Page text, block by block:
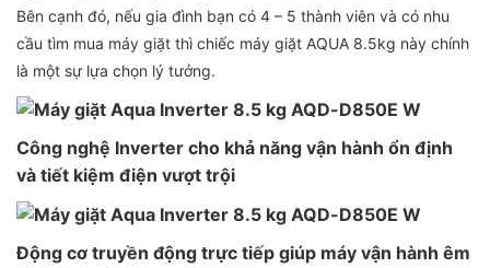
Bên cạnh đó, nếu gia đình bạn có 4 – 5 thành viên và có nhu
cầu tìm mua máy giặt thì chiếc máy giặt AQUA 8.5kg này chính
là một sự lựa chọn lý tưởng.
Công nghệ Inverter cho khả năng vận hành ổn định
và tiết kiệm điện vượt trội
Động cơ truyền động trực tiếp giúp máy vận hành êm